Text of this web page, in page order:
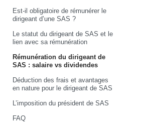
Est-il obligatoire de rémunérer le
dirigeant d’une SAS ?
Le statut du dirigeant de SAS et le
lien avec sa rémunération
Rémunération du dirigeant de
SAS : salaire vs dividendes
Déduction des frais et avantages
en nature pour le dirigeant de SAS
L’imposition du président de SAS
FAQ